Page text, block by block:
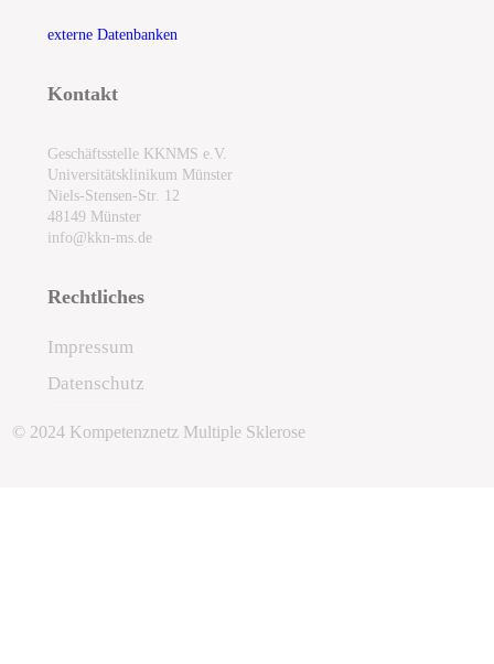
externe Datenbanken
Kontakt
Geschäftsstelle KKNMS e.V.
Universitätsklinikum Münster
Niels-Stensen-Str. 12
48149 Münster
info@kkn-ms.de
Rechtliches
Impressum
Datenschutz
© 2024 Kompetenznetz Multiple Sklerose